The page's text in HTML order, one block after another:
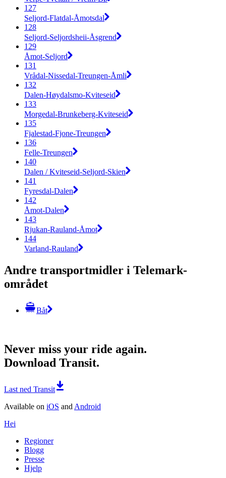
127
Seljord-Flatdal-Åmotsdal
128
Seljord-Seljordsheii-Åsgrend
129
Åmot-Seljord
131
Vrådal-Nissedal-Treungen-Åmli
132
Dalen-Høydalsmo-Kviteseid
133
Morgedal-Brunkeberg-Kviteseid
135
Fjalestad-Fjone-Treungen
136
Felle-Treungen
140
Dalen / Kviteseid-Seljord-Skien
141
Fyresdal-Dalen
142
Åmot-Dalen
143
Rjukan-Rauland-Åmot
144
Varland-Rauland
Andre transportmidler i Telemark-
området
Båt
Never miss your ride again.
Download Transit.
Last ned Transit
Available on iOS and Android
Hei
Regioner
Blogg
Presse
Hjelp